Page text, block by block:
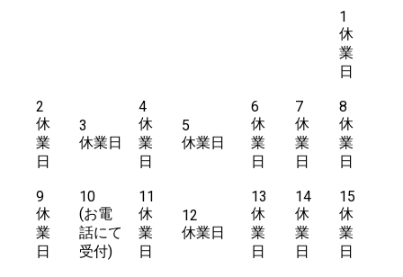
1
休
業
日
2
休
業
日
3
休業日
4
休
業
日
5
休業日
6
休
業
日
7
休
業
日
8
休
業
日
9
休
業
日
10
11
休
業
日
12
休業日
13
休
業
日
14
休
業
日
15
休
業
日